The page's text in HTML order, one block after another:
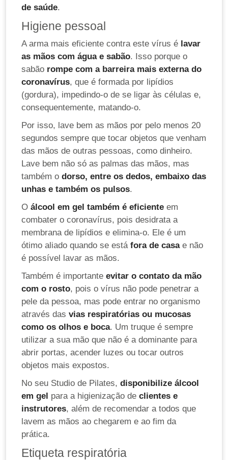
de saúde.
Higiene pessoal
A arma mais eficiente contra este vírus é lavar
as mãos com água e sabão. Isso porque o
sabão rompe com a barreira mais externa do
coronavírus, que é formada por lipídios
(gordura), impedindo-o de se ligar às células e,
consequentemente, matando-o.
Por isso, lave bem as mãos por pelo menos 20
segundos sempre que tocar objetos que venham
das mãos de outras pessoas, como dinheiro.
Lave bem não só as palmas das mãos, mas
também o dorso, entre os dedos, embaixo das
unhas e também os pulsos.
O álcool em gel também é eficiente em
combater o coronavírus, pois desidrata a
membrana de lipídios e elimina-o. Ele é um
ótimo aliado quando se está fora de casae não
é possível lavar as mãos.
Também é importante evitar o contato da mão
com o rosto, pois o vírus não pode penetrar a
pele da pessoa, mas pode entrar no organismo
através das vias respiratórias ou mucosas
como os olhos e boca. Um truque é sempre
utilizar a sua mão que não é a dominante para
abrir portas, acender luzes ou tocar outros
objetos mais expostos.
No seu Studio de Pilates, disponibilize álcool
em gel para a higienização de clientes e
instrutores, além de recomendar a todos que
lavem as mãos ao chegarem e ao fim da
prática.
Etiqueta respiratória